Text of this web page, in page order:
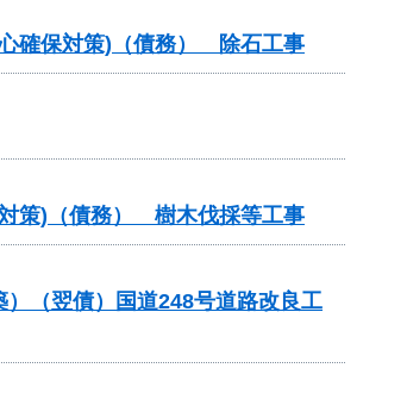
心確保対策)（債務） 除石工事
対策)（債務） 樹木伐採等工事
（翌債）国道248号道路改良工